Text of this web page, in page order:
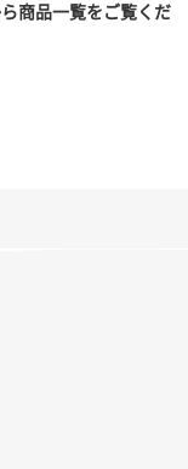
商品一覧をご覧くだ